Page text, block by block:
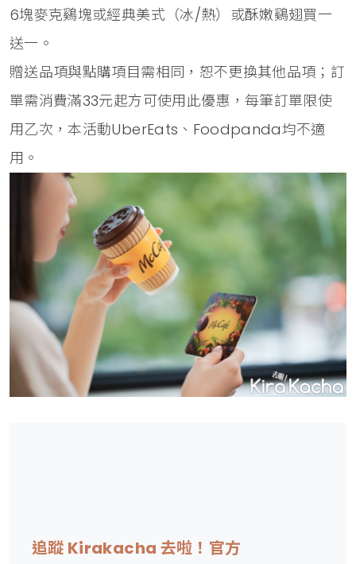
6塊麥克鷄塊或經典美式（冰/熱）或酥嫩鷄翅買一
送一。
贈送品項與點購項目需相同，恕不更換其他品項；訂
單需消費滿33元起方可使用此優惠，每筆訂單限使
用乙次，本活動UberEats、Foodpanda均不適
用。
追蹤 Kirakacha 去啦！官方